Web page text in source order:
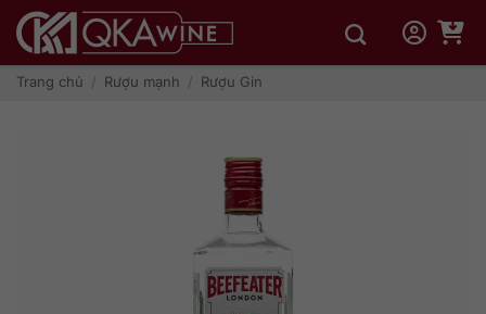
qua
dungTrang chủ / Rượu mạnh / Rượu Gin